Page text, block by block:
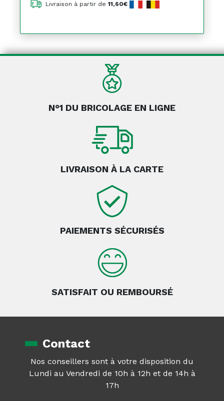
Livraison à partir de 11,60€
N°1 DU BRICOLAGE EN LIGNE
LIVRAISON À LA CARTE
PAIEMENTS SÉCURISÉS
SATISFAIT OU REMBOURSÉ
Contact
Nos conseillers sont à votre disposition du
Lundi au Vendredi de 10h à 12h et de 14h à
17h